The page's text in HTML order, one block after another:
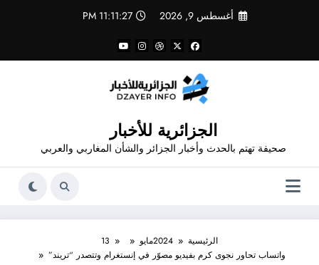
أغسطس 9, 2026 11:11:27 PM
الجزائرية للأخبار
صحيفة تهتم بالحدث وأخبار الجزائر والشأن المغاربي والعربي
الرئيسية 2024مايو
13
واتساب تحاور نجوى كرم بفيديو مصوّر في إنستغرام وتتصدر “تريند”